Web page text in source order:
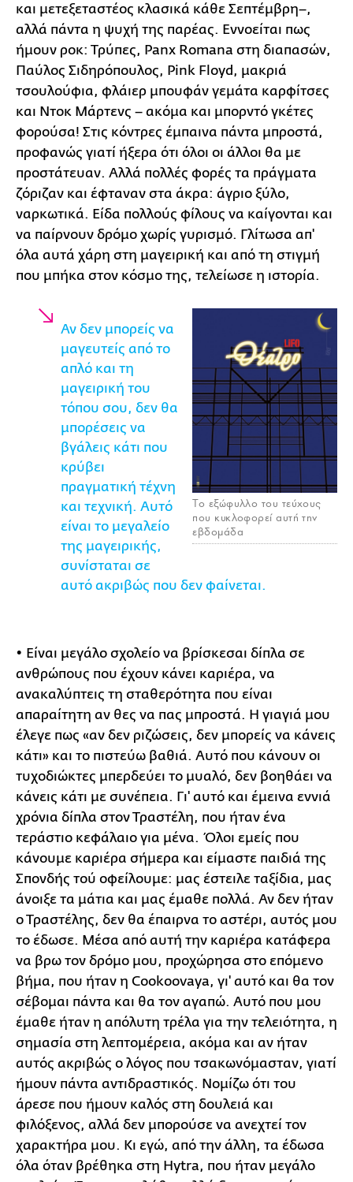
και μετεξεταστέος κλασικά κάθε Σεπτέμβρη–,
αλλά πάντα η ψυχή της παρέας. Εννοείται πως
ήμουν ροκ: Τρύπες, Panx Romana στη διαπασών,
Παύλος Σιδηρόπουλος, Pink Floyd, μακριά
τσουλούφια, φλάιερ μπουφάν γεμάτα καρφίτσες
και Ντοκ Μάρτενς – ακόμα και μπορντό γκέτες
φορούσα! Στις κόντρες έμπαινα πάντα μπροστά,
προφανώς γιατί ήξερα ότι όλοι οι άλλοι θα με
προστάτευαν. Αλλά πολλές φορές τα πράγματα
ζόριζαν και έφταναν στα άκρα: άγριο ξύλο,
ναρκωτικά. Είδα πολλούς φίλους να καίγονται και
να παίρνουν δρόμο χωρίς γυρισμό. Γλίτωσα απ'
όλα αυτά χάρη στη μαγειρική και από τη στιγμή
που μπήκα στον κόσμο της, τελείωσε η ιστορία.
To εξώφυλλο του τεύχους
που κυκλοφορεί αυτή την
εβδομάδα
Αν δεν μπορείς να
μαγευτείς από το
απλό και τη
μαγειρική του
τόπου σου, δεν θα
μπορέσεις να
βγάλεις κάτι που
κρύβει
πραγματική τέχνη
και τεχνική. Αυτό
είναι το μεγαλείο
της μαγειρικής,
συνίσταται σε
αυτό ακριβώς που δεν φαίνεται.
• Είναι μεγάλο σχολείο να βρίσκεσαι δίπλα σε
ανθρώπους που έχουν κάνει καριέρα, να
ανακαλύπτεις τη σταθερότητα που είναι
απαραίτητη αν θες να πας μπροστά. Η γιαγιά μου
έλεγε πως «αν δεν ριζώσεις, δεν μπορείς να κάνεις
κάτι» και το πιστεύω βαθιά. Αυτό που κάνουν οι
τυχοδιώκτες μπερδεύει το μυαλό, δεν βοηθάει να
κάνεις κάτι με συνέπεια. Γι' αυτό και έμεινα εννιά
χρόνια δίπλα στον Τραστέλη, που ήταν ένα
τεράστιο κεφάλαιο για μένα. Όλοι εμείς που
κάνουμε καριέρα σήμερα και είμαστε παιδιά της
Σπονδής τού οφείλουμε: μας έστειλε ταξίδια, μας
άνοιξε τα μάτια και μας έμαθε πολλά. Αν δεν ήταν
ο Τραστέλης, δεν θα έπαιρνα το αστέρι, αυτός μου
το έδωσε. Μέσα από αυτή την καριέρα κατάφερα
να βρω τον δρόμο μου, προχώρησα στο επόμενο
βήμα, που ήταν η Cookoovaya, γι' αυτό και θα τον
σέβομαι πάντα και θα τον αγαπώ. Αυτό που μου
έμαθε ήταν η απόλυτη τρέλα για την τελειότητα, η
σημασία στη λεπτομέρεια, ακόμα και αν ήταν
αυτός ακριβώς ο λόγος που τσακωνόμασταν, γιατί
ήμουν πάντα αντιδραστικός. Νομίζω ότι του
άρεσε που ήμουν καλός στη δουλειά και
φιλόξενος, αλλά δεν μπορούσε να ανεχτεί τον
χαρακτήρα μου. Κι εγώ, από την άλλη, τα έδωσα
όλα όταν βρέθηκα στη Ηytra, που ήταν μεγάλο